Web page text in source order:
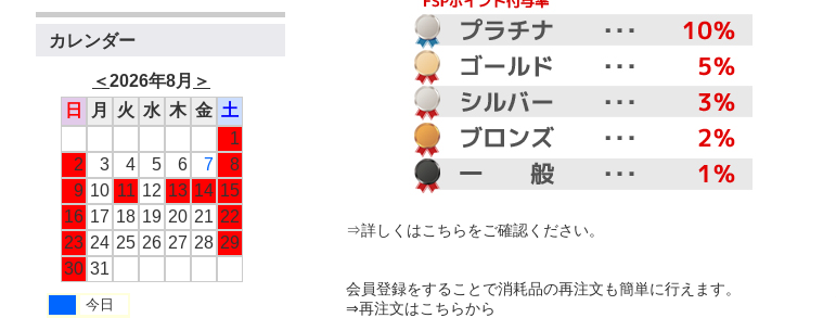
カレンダー
＜2026年8月 ＞
日
月 火 水 木 金 土
1
2
3 4 5 6 7
8
9 10 11 12 13 14 15
16 17 18 19 20 21 22
23 24 25 26 27 28 29
30 31
今日
⇒詳しくはこちらをご確認ください。
会員登録をすることで消耗品の再注文も簡単に行えます。
⇒再注文はこちらから